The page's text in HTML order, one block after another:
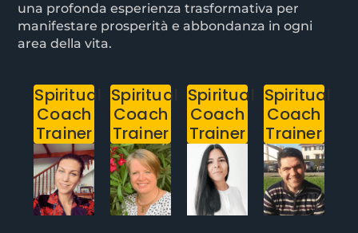
una profonda esperienza trasformativa per
manifestare prosperità e abbondanza in ogni
area della vita.
Spiritual
Coach
Trainer
Spiritual
Coach
Trainer
Spiritual
Coach
Trainer
Spiritual
Coach
Trainer